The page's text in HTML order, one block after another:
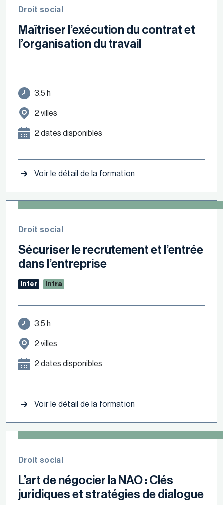
Droit social
Maîtriser l’exécution du contrat et
l’organisation du travail
3.5 h
2 villes
2 dates disponibles
Voir le détail de la formation
Droit social
Sécuriser le recrutement et l’entrée
dans l’entreprise
Inter Intra
3.5 h
2 villes
2 dates disponibles
Voir le détail de la formation
Droit social
L’art de négocier la NAO : Clés
juridiques et stratégies de dialogue